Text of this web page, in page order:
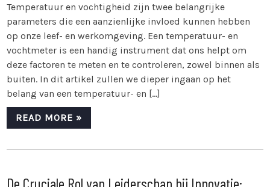
Temperatuur en vochtigheid zijn twee belangrijke
parameters die een aanzienlijke invloed kunnen hebben
op onze leef- en werkomgeving. Een temperatuur- en
vochtmeter is een handig instrument dat ons helpt om
deze factoren te meten en te controleren, zowel binnen als
buiten. In dit artikel zullen we dieper ingaan op het
belang van een temperatuur- en […]
READ MORE »